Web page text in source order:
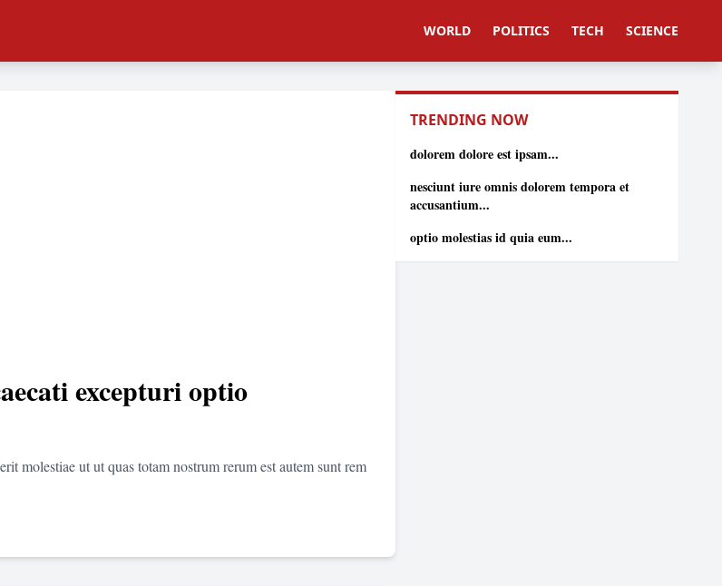
WORLD POLITICS TECH SCIENCE
excepturi optio
molestiae ut ut quas totam nostrum rerum est autem sunt rem
TRENDING NOW
dolorem dolore est ipsam...
nesciunt iure omnis dolorem tempora et
accusantium...
optio molestias id quia eum...